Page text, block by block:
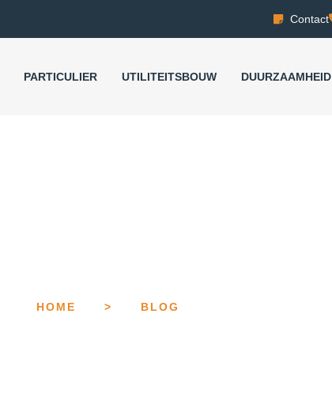
Contact
PARTICULIER UTILITEITSBOUW DUURZAAMHEID
HOME > BLOG